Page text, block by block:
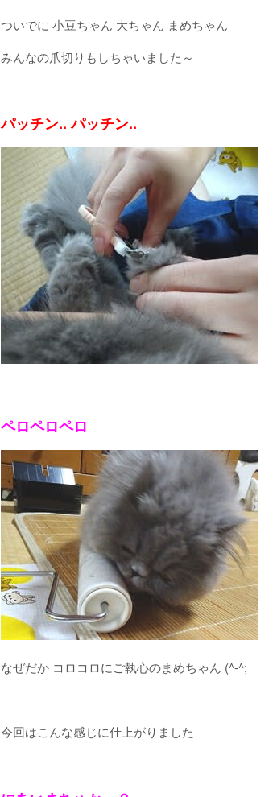
ついでに 小豆ちゃん 大ちゃん まめちゃん
みんなの爪切りもしちゃいました～
パッチン.. パッチン..
ペロペロペロ
なぜだか コロコロにご執心のまめちゃん (^-^;
今回はこんな感じに仕上がりました